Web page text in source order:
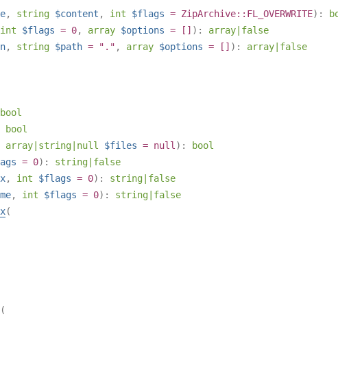
, string $content , int $flags = ZipArchive::FL_OVERWRITE):
int $flags = 0, array $options = [] ): array false
, string $path = "." , array $options = [] ): array false
bool
bool
array string null $files = null ):
bool
= 0): string false
, int $flags = 0): string false
, int $flags = 0): string false
(
(